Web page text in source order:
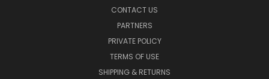
CONTACT US
PARTNERS
PRIVATE POLICY
TERMS OF USE
SHIPPING & RETURNS